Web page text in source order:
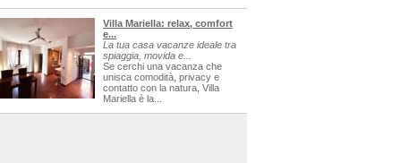
Villa Mariella: relax, comfort
e...
La tua casa vacanze ideale tra
spiaggia, movida e...
Se cerchi una vacanza che
unisca comodità, privacy e
contatto con la natura, Villa
Mariella è la...